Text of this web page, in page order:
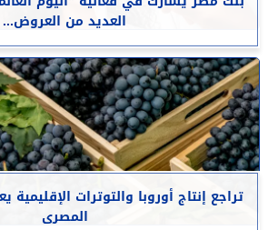
العديد من العروض...
تراجع إنتاج أوروبا والتوترات الإقليمية
المصرى